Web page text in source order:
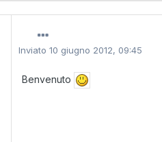
Inviato10 giugno 2012, 09:45
Benvenuto